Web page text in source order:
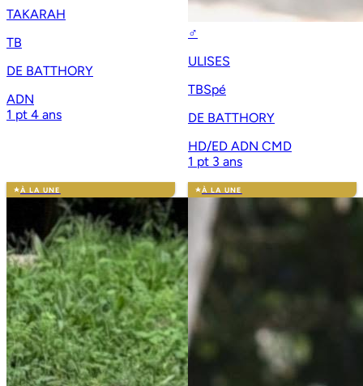
TAKARAH
TB
DE BATTHORY
ADN
1 pt 4 ans
♂
ULISES
TBSpé
DE BATTHORY
HD/ED ADN CMD
1 pt 3 ans
À LA UNE À LA UNE